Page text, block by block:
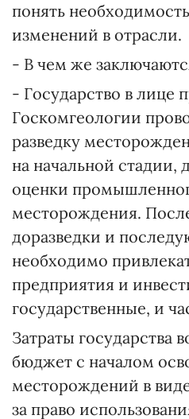
понять
изменений в отрасли.
- В чем же
- Государство в лице
Госкомгеологии
разведку
на начальной стадии,
оценки
месторождения.
доразведки и
необходимо
предприятия и
государственные, и
Затраты государства
бюджет с началом
месторождений в
за право